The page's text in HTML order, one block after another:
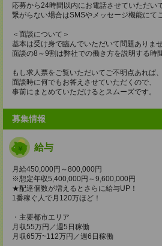
応募から24時間以内にお電話させていただい
繋がらない場合はSMSやメッセージ機能にて
＜面談について＞
基本は受け身で臨んでいただいて問題ありませ
面談の8～9割は弊社での働き方を説明する時
もし求人票をご覧いただいてご不明点あれば、
面談時に何でもお答えさせていただくので、
事前にまとめていただけるとスムーズです。
募集情報
給与
月給450,000円～800,000円
※想定年収5,400,000円～9,600,000円
★配達個数が増えるとさらに給与UP！
1番稼ぐ人で月120万ほど！
・主要都市エリア
月収55万円／週5日稼働
月収65万~112万円／週6日稼働